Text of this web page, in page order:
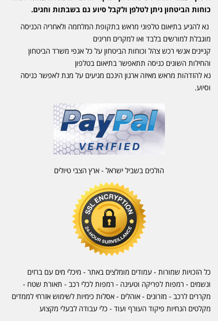
כוחות הביטחון ניתן לטלפן ולקבל סיוע גם בשבתות וחגים.
נא להגיע בתיאום טלפוני מראש בתקופת המלחמה ולאחריה הכניסה
מוגבלת למורשים בלבד ואו למקרים חריגים
קניינים אנשי רכש צהל וכוחות הביטחון על כל אגפי משרד הביטחון
והחילות השונים כניסה תתאפשר בתיאום בטלפון
נא להזדהות מראש מאיזה ארגון הינכם מגיעים על מנת לאפשר כניסה
וסיוע.
הולכים בשביל ישראל - ארץ הצבי טיולים
כל הזכויות שמורות - עמודים מומלצים באתר - מיכלי מים עם ברזים
ונשמים - רמפות לפריקה וטעינה - רמפות לכלי רכב - תאורת שטח -
מקררים לרכב - מזרונים - אוהלים - אסלות כימיות לשימוש אזרחי לממדים
מקלטים הנחיות פיקוד העורף ועוד - כלי עבודה לבעלי מקצוע